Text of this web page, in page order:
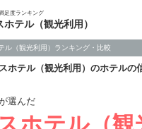
足度ランキング
ホテル（観光利用）
ル（観光利用）ランキング・比較
ホテル（観光利用）のホテルの
選んだ